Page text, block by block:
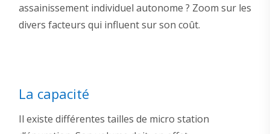
assainissement individuel autonome ? Zoom sur les
divers facteurs qui influent sur son coût.
La capacité
Il existe différentes tailles de micro station